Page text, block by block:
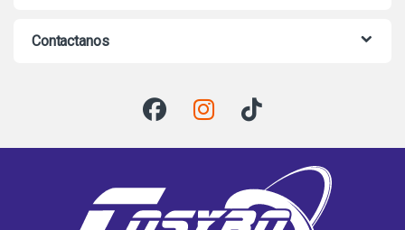
Contactanos